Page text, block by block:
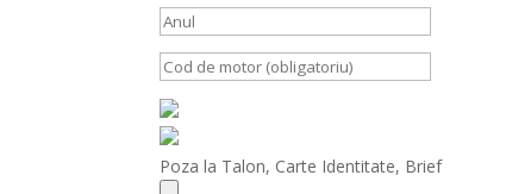
Poza la Talon, Carte Identitate, Brief